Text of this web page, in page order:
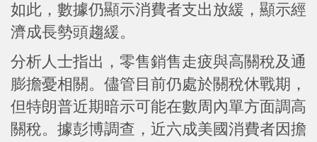
如此，數據仍顯示消費者支出放緩，顯示經
濟成長勢頭趨緩。
分析人士指出，零售銷售走疲與高關稅及通
膨擔憂相關。儘管目前仍處於關稅休戰期，
但特朗普近期暗示可能在數周內單方面調高
關稅。據彭博調查，近六成美國消費者因擔